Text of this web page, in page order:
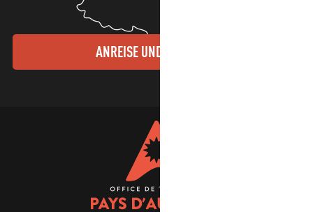
ANREISE UND KONTAKTE